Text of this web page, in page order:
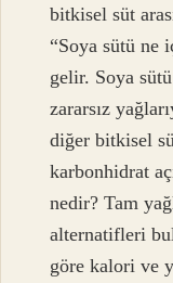
bitkisel süt
“Soya sütü ne
gelir. Soya
zararsız
diğer bitkisel
karbonhidrat
nedir? Tam
alternatifleri
göre kalori ve